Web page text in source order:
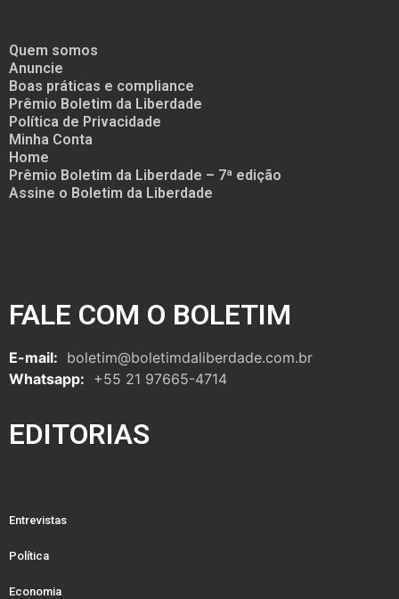
Quem somos
Anuncie
Boas práticas e compliance
Prêmio Boletim da Liberdade
Política de Privacidade
Minha Conta
Home
Prêmio Boletim da Liberdade – 7ª edição
Assine o Boletim da Liberdade
FALE COM O BOLETIM
E-mail: boletim@boletimdaliberdade.com.br
Whatsapp: +55 21 97665-4714
EDITORIAS
Entrevistas
Política
Economia